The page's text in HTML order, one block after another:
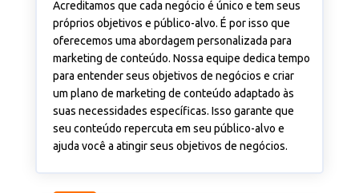
Acreditamos que cada negócio é único e tem seus
próprios objetivos e público-alvo. É por isso que
oferecemos uma abordagem personalizada para
marketing de conteúdo. Nossa equipe dedica tempo
para entender seus objetivos de negócios e criar
um plano de marketing de conteúdo adaptado às
suas necessidades específicas. Isso garante que
seu conteúdo repercuta em seu público-alvo e
ajuda você a atingir seus objetivos de negócios.